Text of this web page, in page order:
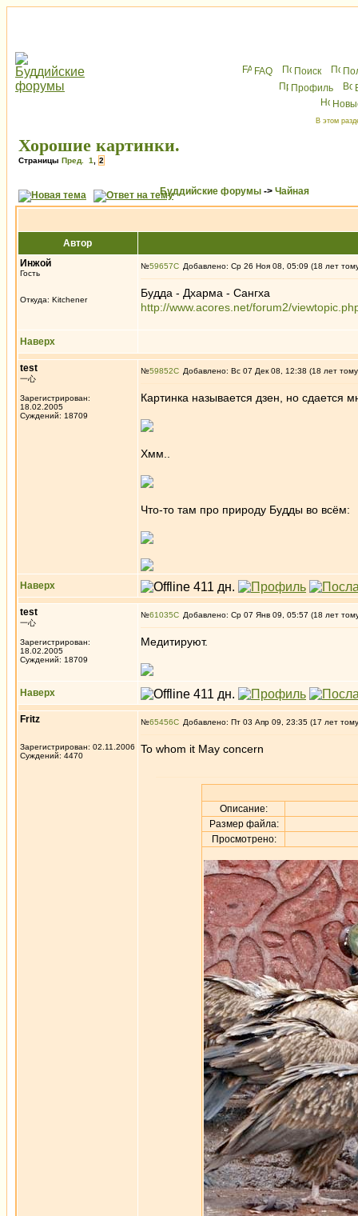
FAQ Поиск
Профиль
В этом
Хорошие картинки.
Страницы Пред. 1 2
Буддийские форумы -> Чайная
Автор
Инжой
Гость
Откуда: Kitchener
№59657 Добавлено: Ср 26 Ноя 08, 05:09 (18 лет
Будда - Дхарма - Сангха
http://www.acores.net/forum2/
Наверх
test
一心
Зарегистрирован:
18.02.2005
Суждений: 18709
№59852 Добавлено: Вс 07 Дек 08, 12:38 (18 лет
Картинка называется дзен, но сдается
Хмм..
Что-то там про природу Будды во всём:
Наверх
test
一心
Зарегистрирован:
18.02.2005
Суждений: 18709
№61035 Добавлено: Ср 07 Янв 09, 05:57 (18 лет
Медитируют.
Наверх
Fritz
Зарегистрирован: 02.11.2006
Суждений: 4470
№65456 Добавлено: Пт 03 Апр 09, 23:35 (17 лет
To whom it May concern
Описание:
Размер файла:
Просмотрено: